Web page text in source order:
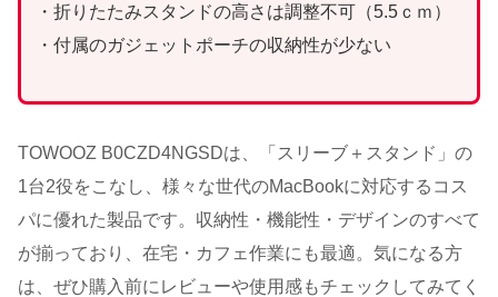
・折りたたみスタンドの高さは調整不可（5.5ｃｍ）
・付属のガジェットポーチの収納性が少ない
TOWOOZ B0CZD4NGSDは、「スリーブ＋スタンド」の
1台2役をこなし、様々な世代のMacBookに対応するコス
パに優れた製品です。収納性・機能性・デザインのすべて
が揃っており、在宅・カフェ作業にも最適。気になる方
は、ぜひ購入前にレビューや使用感もチェックしてみてく